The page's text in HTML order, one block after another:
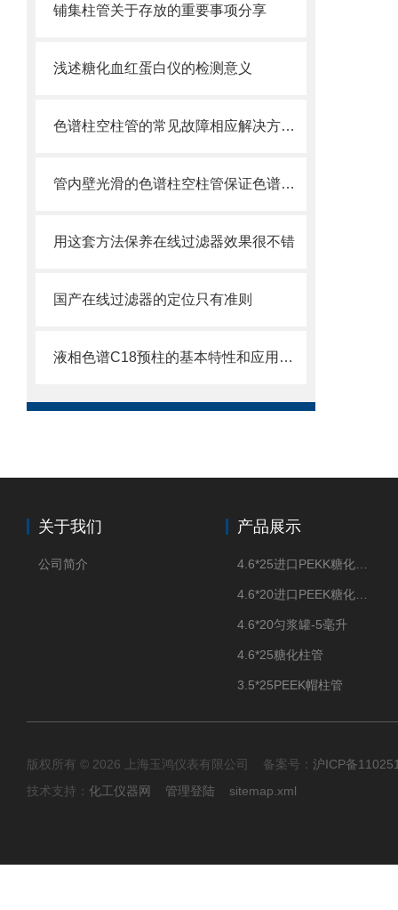
铺集柱管关于存放的重要事项分享
浅述糖化血红蛋白仪的检测意义
色谱柱空柱管的常见故障相应解决方法分享
管内壁光滑的色谱柱空柱管保证色谱柱制成品的高性能
用这套方法保养在线过滤器效果很不错
国产在线过滤器的定位只有准则
液相色谱C18预柱的基本特性和应用分享
关于我们
公司简介
产品展示
4.6*20匀浆罐-5毫升
4.6*25糖化柱管
3.5*25PEEK帽柱管
版权所有 © 2026 上海玉鸿仪表有限公司 备案号： 沪ICP备
技术支持： 化工仪器网 管理登陆 sitemap.xml